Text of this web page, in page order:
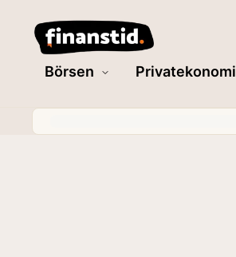
Börsen Privatekonomi